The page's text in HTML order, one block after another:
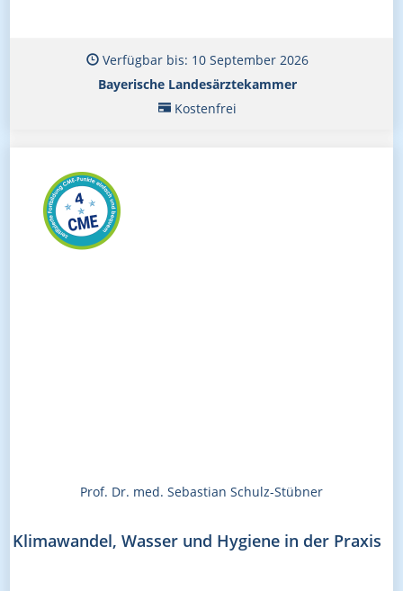
Verfügbar bis: 10 September 2026
Bayerische Landesärztekammer
Kostenfrei
Prof. Dr. med. Sebastian Schulz-Stübner
Klimawandel, Wasser und Hygiene in der Praxis